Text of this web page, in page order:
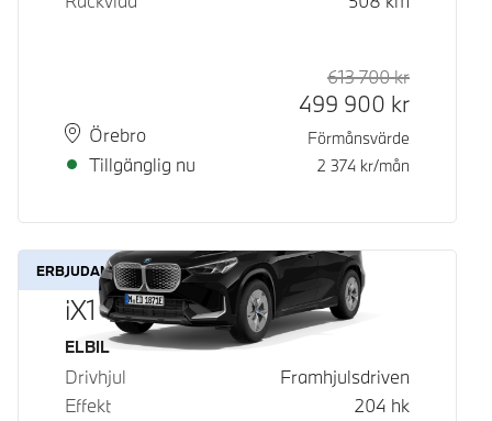
PlatsÖrebro
Leveranstid
Tillgänglig nu
Rek. ord
613 700kr
499 900 kr
Förmånsvärde
2 374 kr/mån
ERBJUDANDE
iX1 eDrive20
Bränsle
ELBIL
Drivhjul
Framhjulsdriven
Effekt
204 hk